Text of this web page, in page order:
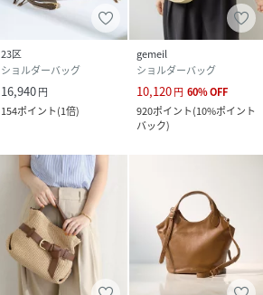
23区
ショルダーバッグ
16,940円
154ポイント(1倍)
gemeil
ショルダーバッグ
10,120円 60%OFF
920ポイント(10%ポイント
バック)